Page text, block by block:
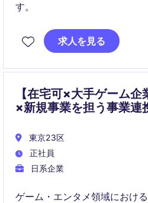
す。
求人を見る
【在宅可×大手ゲーム
×新規事業を担う事業連
東京23区
正社員
日系企業
ゲーム・エンタメ領域におけ